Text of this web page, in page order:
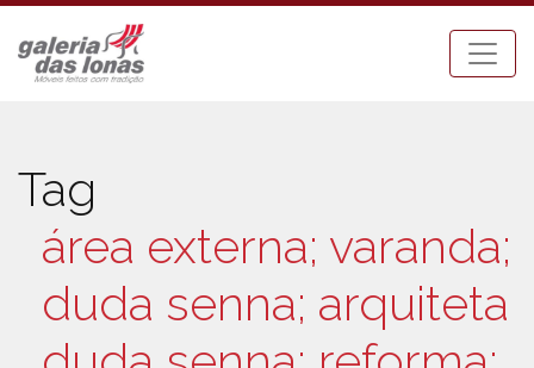
Tag
área externa; varanda;
duda senna; arquiteta